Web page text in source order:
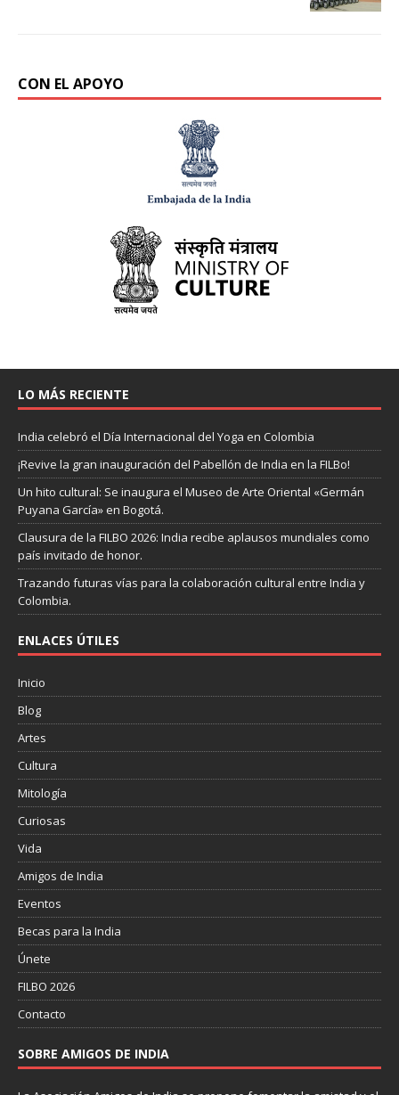
CON EL APOYO
LO MÁS RECIENTE
India celebró el Día Internacional del Yoga en Colombia
¡Revive la gran inauguración del Pabellón de India en la FILBo!
Un hito cultural: Se inaugura el Museo de Arte Oriental «Germán
Puyana García» en Bogotá.
Clausura de la FILBO 2026: India recibe aplausos mundiales como
país invitado de honor.
Trazando futuras vías para la colaboración cultural entre India y
Colombia.
ENLACES ÚTILES
Inicio
Blog
Artes
Cultura
Mitología
Curiosas
Vida
Amigos de India
Eventos
Becas para la India
Únete
FILBO 2026
Contacto
SOBRE AMIGOS DE INDIA